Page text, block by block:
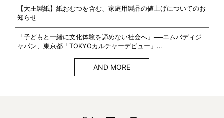
【大王製紙】紙おむつを含む、家庭用製品の値上げについてのお
知らせ
「子どもと一緒に文化体験を諦めない社会へ」──エムバディジ
ャパン、東京都「TOKYOカルチャーデビュー」…
AND MORE